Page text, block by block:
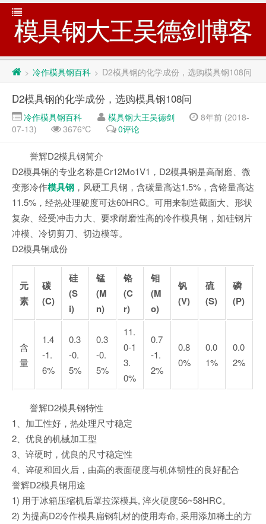
模具钢大王吴德剑博客
> 冷作模具钢百科 > D2模具钢的化学成份，选购模具钢108问
D2模具钢的化学成份，选购模具钢108问
冷作模具钢百科 模具钢大王吴德剑
8年前 (2018-
07-13)
3676℃ 0评论
誉辉D2模具钢简介
D2模具钢的专业名称是Cr12Mo1V1，D2模具钢是高耐磨、微
变形冷作模具钢 ，风硬工具钢，含碳量高达1.5%，含铬量高达
11.5%，经热处理硬度可达60HRC。可用来制造截面大、形状
复杂、经受冲击力大、要求耐磨性高的冷作模具钢，如硅钢片
冲模、冷切剪刀、切边模等。
D2模具钢成份
元
素
碳
(C)
硅
(S
i)
锰
(M
n)
铬
(C
r)
钼
(M
o)
钒
(V)
硫
(S)
磷
(P)
含
量
1.4
-1.
6%
0.3
-0.
5%
0.3
-0.
5%
11.
0-1
3.
0%
0.7
-1.
2%
0.8
0%
0.0
1%
0.0
2%
誉辉D2模具钢特性
1、加工性好，热处理尺寸稳定
2、优良的机械加工型
3、谇硬时，优良的尺寸稳定性
4、谇硬和回火后，由高的表面硬度与机体韧性的良好配合
誉辉D2模具钢用途
1) 用于冰箱压缩机后罩拉深模具, 淬火硬度56~58HRC。
2) 为提高D2冷作模具扁钢轧材的使用寿命, 采用添加稀土的方